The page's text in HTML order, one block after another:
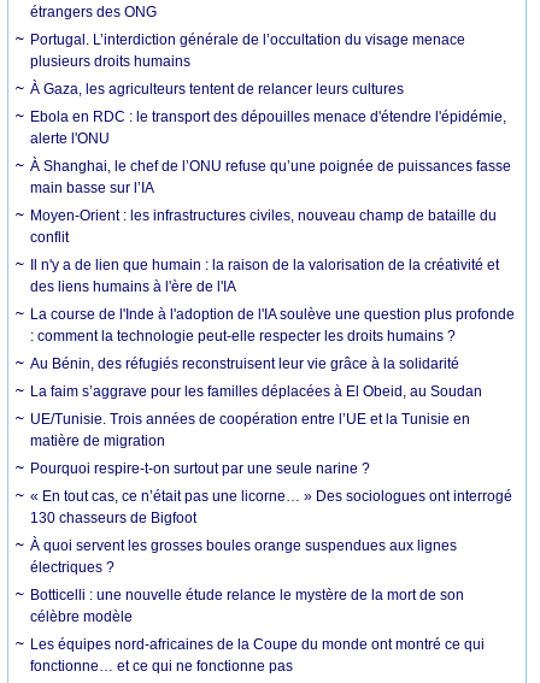
étrangers des ONG
Portugal. L’interdiction générale de l’occultation du visage menace
plusieurs droits humains
À Gaza, les agriculteurs tentent de relancer leurs cultures
Ebola en RDC : le transport des dépouilles menace d'étendre l'épidémie,
alerte l'ONU
À Shanghai, le chef de l’ONU refuse qu’une poignée de puissances fasse
main basse sur l’IA
Moyen-Orient : les infrastructures civiles, nouveau champ de bataille du
conflit
Il n'y a de lien que humain : la raison de la valorisation de la créativité et
des liens humains à l'ère de l'IA
La course de l'Inde à l'adoption de l'IA soulève une question plus profonde
: comment la technologie peut-elle respecter les droits humains ?
Au Bénin, des réfugiés reconstruisent leur vie grâce à la solidarité
La faim s’aggrave pour les familles déplacées à El Obeid, au Soudan
UE/Tunisie. Trois années de coopération entre l’UE et la Tunisie en
matière de migration
Pourquoi respire-t-on surtout par une seule narine ?
« En tout cas, ce n’était pas une licorne… » Des sociologues ont interrogé
130 chasseurs de Bigfoot
À quoi servent les grosses boules orange suspendues aux lignes
électriques ?
Botticelli : une nouvelle étude relance le mystère de la mort de son
célèbre modèle
Les équipes nord-africaines de la Coupe du monde ont montré ce qui
fonctionne… et ce qui ne fonctionne pas